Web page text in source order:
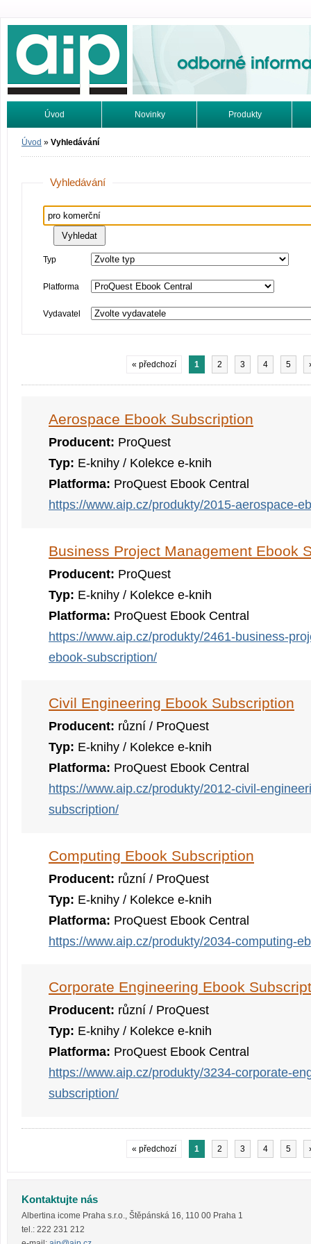
Odborné informace. Online.
Úvod Novinky Produkty
Vyhledávání
Úvod » Vyhledávání
Vyhledávání
Typ
Platforma
Vydavatel
« předchozí 1 2 3 4 5
Aerospace Ebook Subscription
Producent: ProQuest
Typ: E-knihy / Kolekce e-knih
Platforma: ProQuest Ebook Central
https://www.aip.cz/produkty/2015-aerospace-
Business Project Management Ebook
Producent: ProQuest
Typ: E-knihy / Kolekce e-knih
Platforma: ProQuest Ebook Central
https://www.aip.cz/produkty/2461-business-
ebook-subscription/
Civil Engineering Ebook Subscription
Producent: různí / ProQuest
Typ: E-knihy / Kolekce e-knih
Platforma: ProQuest Ebook Central
https://www.aip.cz/produkty/2012-civil-
subscription/
Computing Ebook Subscription
Producent: různí / ProQuest
Typ: E-knihy / Kolekce e-knih
Platforma: ProQuest Ebook Central
https://www.aip.cz/produkty/2034-computing-
Corporate Engineering Ebook
Producent: různí / ProQuest
Typ: E-knihy / Kolekce e-knih
Platforma: ProQuest Ebook Central
https://www.aip.cz/produkty/3234-corporate-
subscription/
« předchozí 1 2 3 4 5
Kontaktujte nás
Albertina icome Praha s.r.o. Štěpánská 16 110 00 Praha 1
tel.: 222 231 212